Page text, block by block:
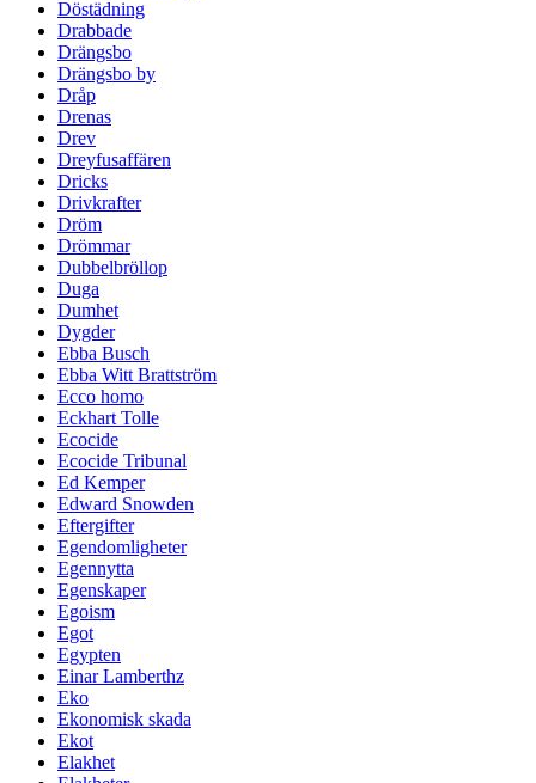
Döstädning
Drabbade
Drängsbo
Drängsbo by
Dråp
Drenas
Drev
Dreyfusaffären
Dricks
Drivkrafter
Dröm
Drömmar
Dubbelbröllop
Duga
Dumhet
Dygder
Ebba Busch
Ebba Witt Brattström
Ecco homo
Eckhart Tolle
Ecocide
Ecocide Tribunal
Ed Kemper
Edward Snowden
Eftergifter
Egendomligheter
Egennytta
Egenskaper
Egoism
Egot
Egypten
Einar Lamberthz
Eko
Ekonomisk skada
Ekot
Elakhet